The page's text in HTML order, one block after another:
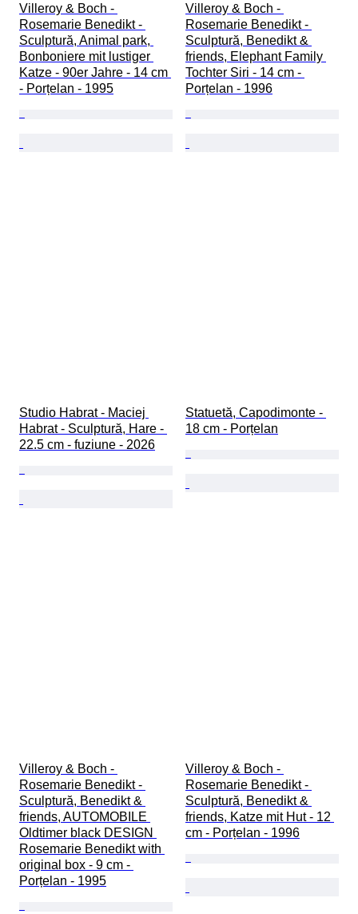
Villeroy & Boch -
Rosemarie Benedikt -
Sculptură, Animal park,
Bonboniere mit lustiger
Katze - 90er Jahre - 14 cm
- Porțelan - 1995
Villeroy & Boch -
Rosemarie Benedikt -
Sculptură, Benedikt &
friends, Elephant Family
Tochter Siri - 14 cm -
Porțelan - 1996
Studio Habrat - Maciej
Habrat - Sculptură, Hare -
22.5 cm - fuziune - 2026
Statuetă, Capodimonte -
18 cm - Porțelan
Villeroy & Boch -
Rosemarie Benedikt -
Sculptură, Benedikt &
friends, AUTOMOBILE
Oldtimer black DESIGN
Rosemarie Benedikt with
original box - 9 cm -
Porțelan - 1995
Villeroy & Boch -
Rosemarie Benedikt -
Sculptură, Benedikt &
friends, Katze mit Hut - 12
cm - Porțelan - 1996